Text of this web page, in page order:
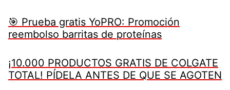
🎯 Prueba gratis YoPRO: Promoción
reembolso barritas de proteínas
¡10.000 PRODUCTOS GRATIS DE COLGATE
TOTAL! PÍDELA ANTES DE QUE SE AGOTEN